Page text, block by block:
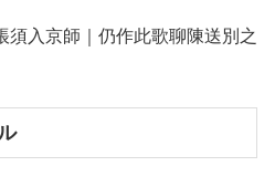
須入京師｜仍作此歌聊陳送別之